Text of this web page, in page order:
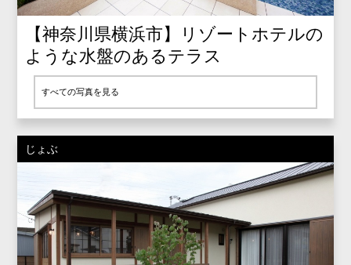
【神奈川県横浜市】リゾートホテルの
ような水盤のあるテラス
すべての写真を見る
じょぶ